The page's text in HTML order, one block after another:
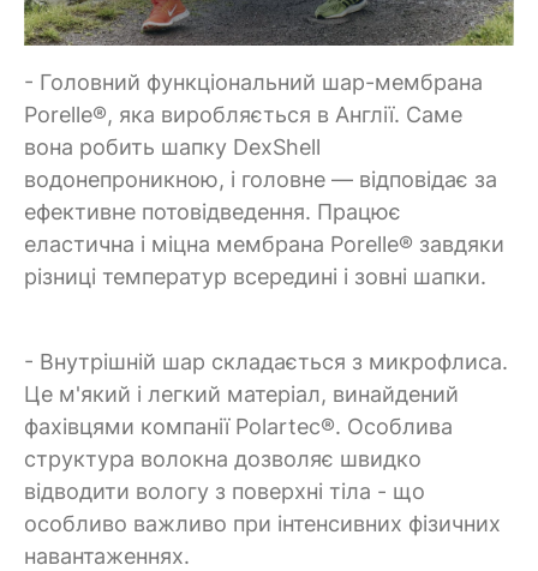
- Головний функціональний шар-мембрана
Porelle®, яка виробляється в Англії. Саме
вона робить шапку DexShell
водонепроникною, і головне — відповідає за
ефективне потовідведення. Працює
еластична і міцна мембрана Porelle® завдяки
різниці температур всередині і зовні шапки.
- Внутрішній шар складається з микрофлиса.
Це м'який і легкий матеріал, винайдений
фахівцями компанії Polartec®. Особлива
структура волокна дозволяє швидко
відводити вологу з поверхні тіла - що
особливо важливо при інтенсивних фізичних
навантаженнях.